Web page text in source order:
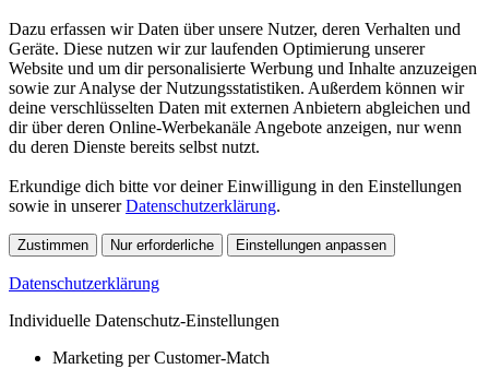
Dazu erfassen wir Daten über unsere Nutzer, deren Verhalten und
Geräte. Diese nutzen wir zur laufenden Optimierung unserer
Website und um dir personalisierte Werbung und Inhalte anzuzeigen
sowie zur Analyse der Nutzungsstatistiken. Außerdem können wir
deine verschlüsselten Daten mit externen Anbietern abgleichen und
dir über deren Online-Werbekanäle Angebote anzeigen, nur wenn
du deren Dienste bereits selbst nutzt.
Erkundige dich bitte vor deiner Einwilligung in den Einstellungen
sowie in unsererDatenschutzerklärung.
Zustimmen Nur erforderliche Einstellungen anpassen
Datenschutzerklärung
Individuelle Datenschutz-Einstellungen
Marketing per Customer-Match